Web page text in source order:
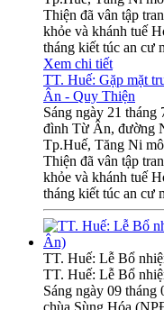
Thiện đã vân tập
khỏe và khánh tuế
tháng kiết túc an cư
Xem chi tiết
TT. Huế: Gặp mặt
Ân - Quy Thiện
Sáng ngày 21
đình Từ Ân, đường
Tp.Huế, Tăng Ni
Thiện đã vân tập
khỏe và khánh tuế
tháng kiết túc an cư
TT. Huế: Lễ Bổ
TT. Huế: Lễ Bổ
Sáng ngày 09